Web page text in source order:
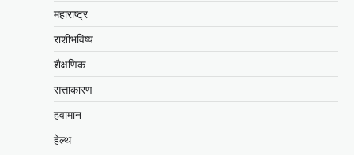
महाराष्ट्र
राशीभविष्य
शैक्षणिक
सत्ताकारण
हवामान
हेल्थ